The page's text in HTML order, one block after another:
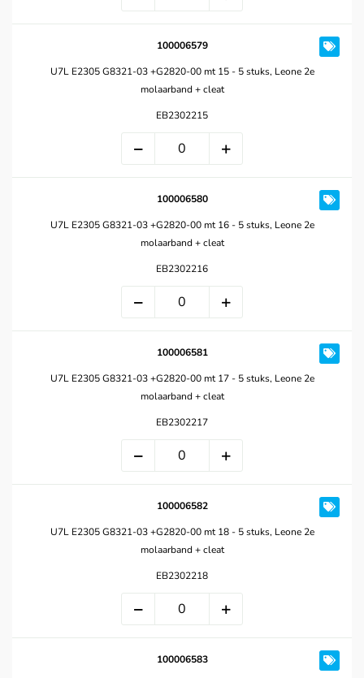
100006579
U7L E2305 G8321-03 +G2820-00 mt 15 - 5 stuks, Leone 2e
molaarband + cleat
EB2302215
100006580
U7L E2305 G8321-03 +G2820-00 mt 16 - 5 stuks, Leone 2e
molaarband + cleat
EB2302216
100006581
U7L E2305 G8321-03 +G2820-00 mt 17 - 5 stuks, Leone 2e
molaarband + cleat
EB2302217
100006582
U7L E2305 G8321-03 +G2820-00 mt 18 - 5 stuks, Leone 2e
molaarband + cleat
EB2302218
100006583